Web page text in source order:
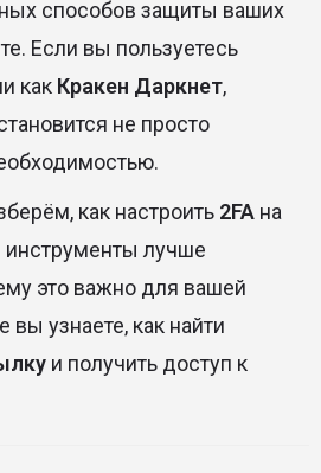
способов защиты ваших
Если вы пользуетесь
как Кракен Даркнет,
не просто
как настроить 2FA на
инструменты лучше
это важно для вашей
вы узнаете, как найти
и получить доступ к